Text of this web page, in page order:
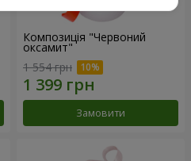
Композиція "Червоний
оксамит"
1 554 грн
Замовити